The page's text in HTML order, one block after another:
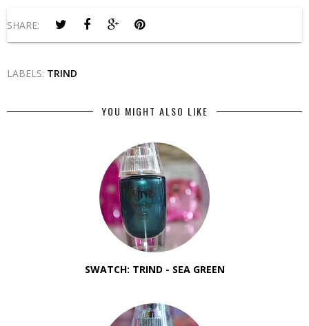
SHARE:
LABELS: TRIND
YOU MIGHT ALSO LIKE
SWATCH: TRIND - SEA GREEN